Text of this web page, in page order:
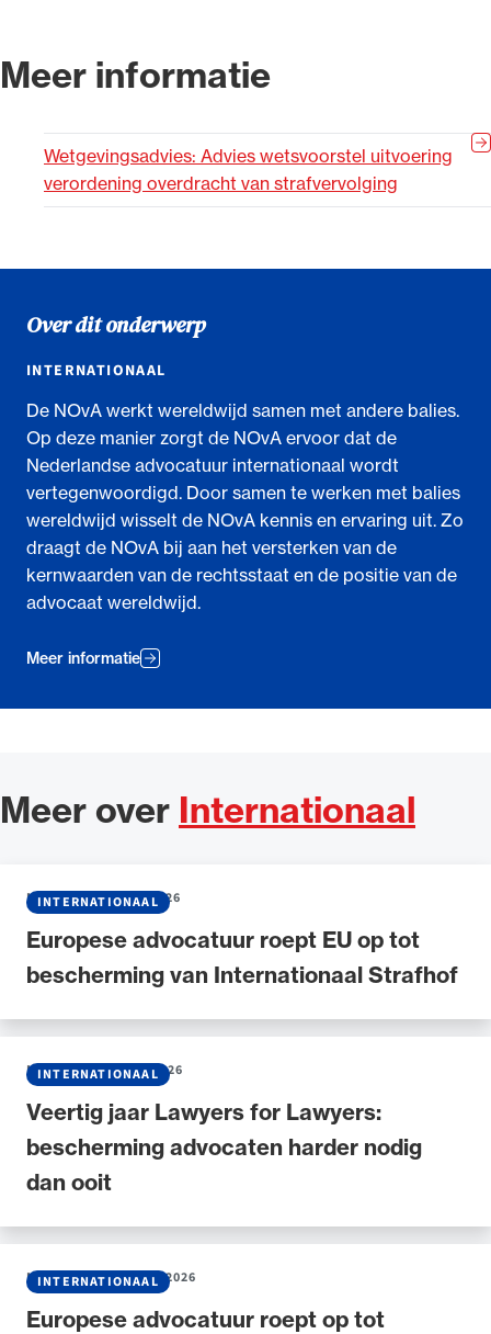
Meer informatie
Wetgevingsadvies: Advies wetsvoorstel uitvoering
verordening overdracht van strafvervolging
Over dit onderwerp
INTERNATIONAAL
De NOvA werkt wereldwijd samen met andere balies.
Op deze manier zorgt de NOvA ervoor dat de
Nederlandse advocatuur internationaal wordt
vertegenwoordigd. Door samen te werken met balies
wereldwijd wisselt de NOvA kennis en ervaring uit. Zo
draagt de NOvA bij aan het versterken van de
kernwaarden van de rechtsstaat en de positie van de
advocaat wereldwijd.
Meer informatie
Meer over Internationaal
Europese advocatuur roept EU op tot
bescherming van Internationaal Strafhof
INTERNATIONAAL
NIEUWS•22 JULI 2026
Veertig jaar Lawyers for Lawyers:
bescherming advocaten harder nodig
dan ooit
INTERNATIONAAL
NIEUWS•15 JUNI 2026
Europese advocatuur roept op tot
INTERNATIONAAL
NIEUWS•30 MAART 2026